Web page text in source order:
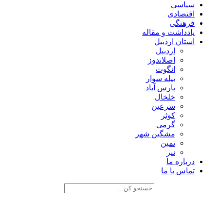
سیاسی
اقتصادی
فرهنگی
یادداشت و مقاله
استان اردبیل
اردبیل
اصلاندوز
انگوت
بیله سوار
پارس آباد
خلخال
سرعین
کوثر
گرمی
مشگین شهر
نمین
نیر
درباره ما
تماس با ما